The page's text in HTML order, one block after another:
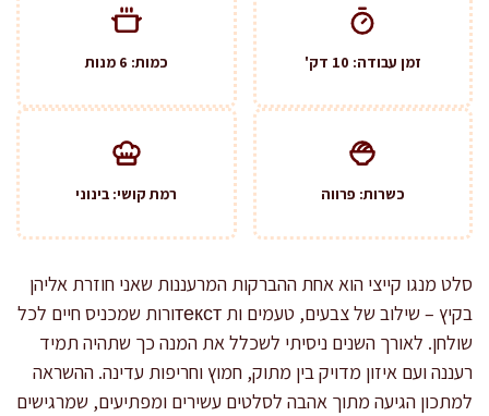
זמן עבודה: 10 דק' כמות: 6 מנות
כשרות: פרווה רמת קושי: בינוני
סלט מנגו קייצי הוא אחת ההברקות המרעננות שאני חוזרת אליהן
בקיץ – שילוב של צבעים, טעמים ות текстורות שמכניס חיים לכל
שולחן. לאורך השנים ניסיתי לשכלל את המנה כך שתהיה תמיד
רעננה ועם איזון מדויק בין מתוק, חמוץ וחריפות עדינה. ההשראה
למתכון הגיעה מתוך אהבה לסלטים עשירים ומפתיעים, שמרגישים